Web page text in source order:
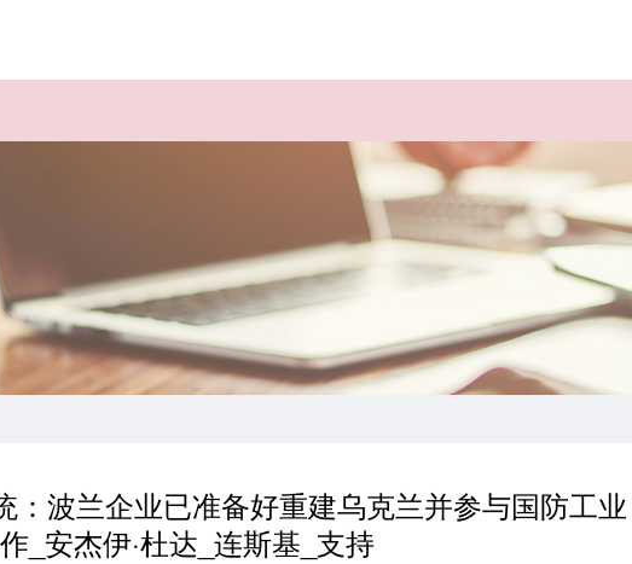
：波兰企业已准备好重建乌克兰并参与国防工业
_安杰伊·杜达_连斯基_支持